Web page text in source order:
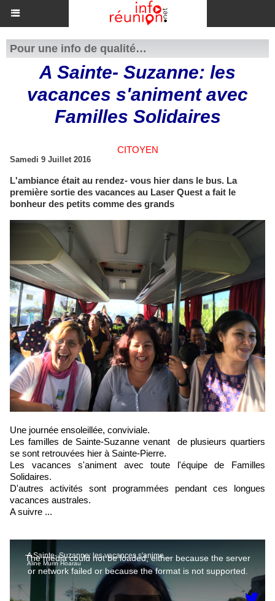
Pour une info de qualité…
A Sainte- Suzanne: les
vacances s'animent avec
Familles Solidaires
CITOYEN
Samedi 9 Juillet 2016
L'ambiance était au rendez- vous hier dans le bus. La
première sortie des vacances au Laser Quest a fait le
bonheur des petits comme des grands
Une journée ensoleillée, conviviale.
Les familles de Sainte-Suzanne venant de plusieurs quartiers
se sont retrouvées hier à Sainte-Pierre.
Les vacances s'animent avec toute l'équipe de Familles
Solidaires.
D'autres activités sont programmées pendant ces longues
vacances australes.
A suivre ...